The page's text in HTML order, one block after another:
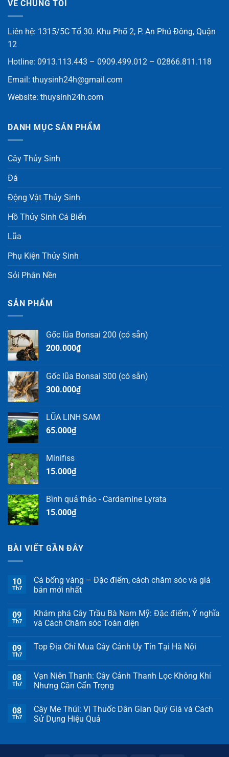
VỀ CHÚNG TÔI
Liên hệ: 1315/5C Tổ 30. Khu Phố 2, P. An Phú Đông, Quận
12
Hotline: 0913.113.443 – 0909.499.012 – 02866.811.118
Email: thuysinh24h@gmail.com
Website: thuysinh24h.com
DANH MỤC SẢN PHẨM
Cây Thủy Sinh
Đá
Động Vật Thủy Sinh
Hồ Thủy Sinh Cá Biển
Lũa
Phụ Kiện Thủy Sinh
Sỏi Phân Nền
SẢN PHẨM
Gốc lũa Bonsai 200 (có sẵn)
200.000₫
Gốc lũa Bonsai 300 (có sẵn)
300.000₫
LŨA LINH SAM
65.000₫
Minifiss
15.000₫
Bình quả thảo - Cardamine Lyrata
15.000₫
BÀI VIẾT GẦN ĐÂY
10
Th7
Cá bống vàng – Đặc điểm, cách chăm sóc và giá
bán mới nhất
09
Th7
Khám phá Cây Trầu Bà Nam Mỹ: Đặc điểm, Ý nghĩa
và Cách Chăm sóc Toàn diện
09
Th7
Top Địa Chỉ Mua Cây Cảnh Uy Tín Tại Hà Nội
08
Th7
Vạn Niên Thanh: Cây Cảnh Thanh Lọc Không Khí
Nhưng Cần Cẩn Trọng
08
Th7
Cây Me Thúi: Vị Thuốc Dân Gian Quý Giá và Cách
Sử Dụng Hiệu Quả